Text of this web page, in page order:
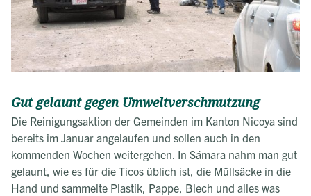
Gut gelaunt gegen Umweltverschmutzung
Die Reinigungsaktion der Gemeinden im Kanton Nicoya sind
bereits im Januar angelaufen und sollen auch in den
kommenden Wochen weitergehen. In Sámara nahm man gut
gelaunt, wie es für die Ticos üblich ist, die Müllsäcke in die
Hand und sammelte Plastik, Pappe, Blech und alles was